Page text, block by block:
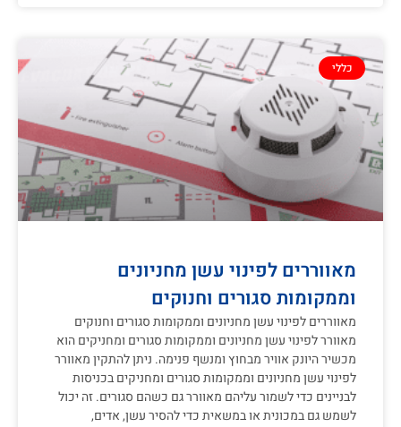
כללי
מאווררים לפינוי עשן מחניונים
וממקומות סגורים וחנוקים
מאווררים לפינוי עשן מחניונים וממקומות סגורים וחנוקים
מאוורר לפינוי עשן מחניונים וממקומות סגורים ומחניקים הוא
מכשיר היונק אוויר מבחוץ ומנשף פנימה. ניתן להתקין מאוורר
לפינוי עשן מחניונים וממקומות סגורים ומחניקים בכניסות
לבניינים כדי לשמור עליהם מאוורר גם כשהם סגורים. זה יכול
לשמש גם במכונית או במשאית כדי להסיר עשן, אדים,